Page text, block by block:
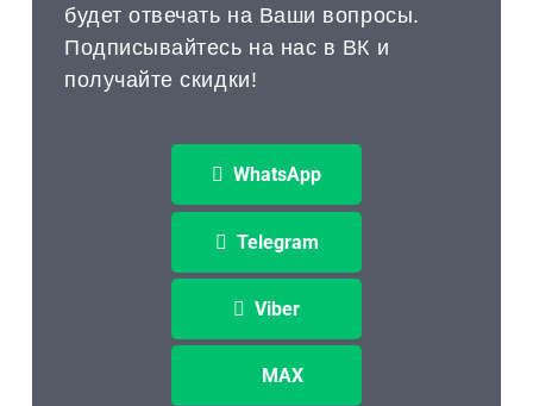
будет отвечать на Ваши вопросы.
Подписывайтесь на нас в ВК и
получайте скидки!
WhatsApp
Telegram
Viber
MAX